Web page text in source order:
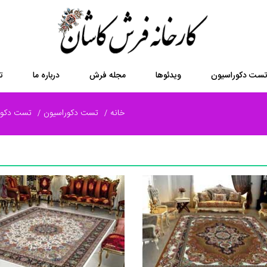
تست دکوراسیون ویدئوها مجله فرش درباره ما
خانه تست دکوراسیون تست